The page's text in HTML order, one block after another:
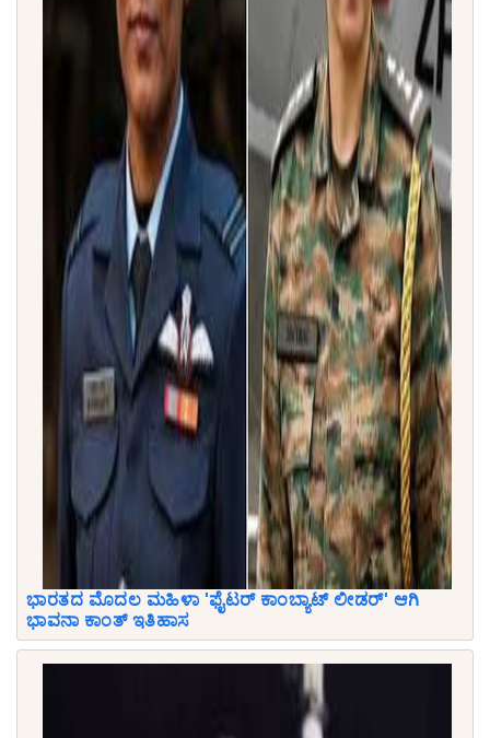
ಭಾರತದ ಮೊದಲ ಮಹಿಳಾ 'ಫೈಟರ್ ಕಾಂಬ್ಯಾಟ್ ಲೀಡರ್' ಆಗಿ
ಭಾವನಾ ಕಾಂತ್ ಇತಿಹಾಸ